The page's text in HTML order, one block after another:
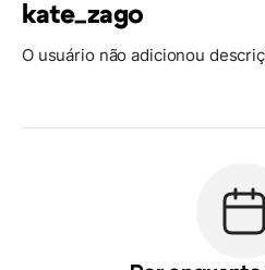
kate_zago
O usuário não adicionou